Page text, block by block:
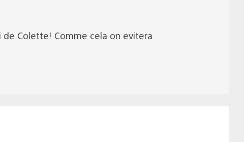
Colette! Comme cela on evitera